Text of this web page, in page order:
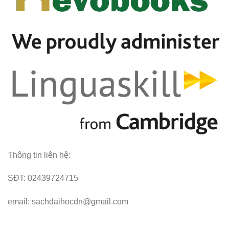
Thông tin liên hệ:
SĐT: 02439724715
email: sachdaihocdn@gmail.com